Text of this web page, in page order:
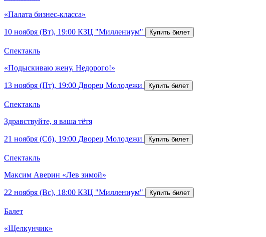
«Палата бизнес-класса»
10 ноября (Вт), 19:00 КЗЦ "Миллениум"
Спектакль
«Подыскиваю жену. Недорого!»
13 ноября (Пт), 19:00 Дворец Молодежи
Спектакль
Здравствуйте, я ваша тётя
21 ноября (Сб), 19:00 Дворец Молодежи
Спектакль
Максим Аверин «Лев зимой»
22 ноября (Вс), 18:00 КЗЦ "Миллениум"
Балет
«Щелкунчик»